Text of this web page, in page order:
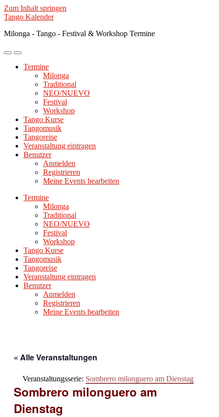
Zum Inhalt springen
Tango Kalender
Milonga - Tango - Festival & Workshop Termine
Mobile-
ein-/ausblenden
Suchfeld
ein-/ausblenden
Termine
Milonga
Traditional
NEO/NUEVO
Festival
Workshop
Tango Kurse
Tangomusik
Tangoreise
Veranstaltung eintragen
Benutzer
Anmelden
Registrieren
Meine Events bearbeiten
Termine
Milonga
Traditional
NEO/NUEVO
Festival
Workshop
Tango Kurse
Tangomusik
Tangoreise
Veranstaltung eintragen
Benutzer
Anmelden
Registrieren
Meine Events bearbeiten
« Alle Veranstaltungen
Veranstaltungsserie: Sombrero milonguero am Dienstag
Sombrero milonguero am
Dienstag